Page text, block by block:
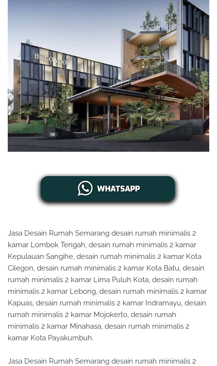
Jasa Desain Rumah Semarang desain rumah minimalis 2
kamar Lombok Tengah, desain rumah minimalis 2 kamar
Kepulauan Sangihe, desain rumah minimalis 2 kamar Kota
Cilegon, desain rumah minimalis 2 kamar Kota Batu, desain
rumah minimalis 2 kamar Lima Puluh Kota, desain rumah
minimalis 2 kamar Lebong, desain rumah minimalis 2 kamar
Kapuas, desain rumah minimalis 2 kamar Indramayu, desain
rumah minimalis 2 kamar Mojokerto, desain rumah
minimalis 2 kamar Minahasa, desain rumah minimalis 2
kamar Kota Payakumbuh.
Jasa Desain Rumah Semarang desain rumah minimalis 2